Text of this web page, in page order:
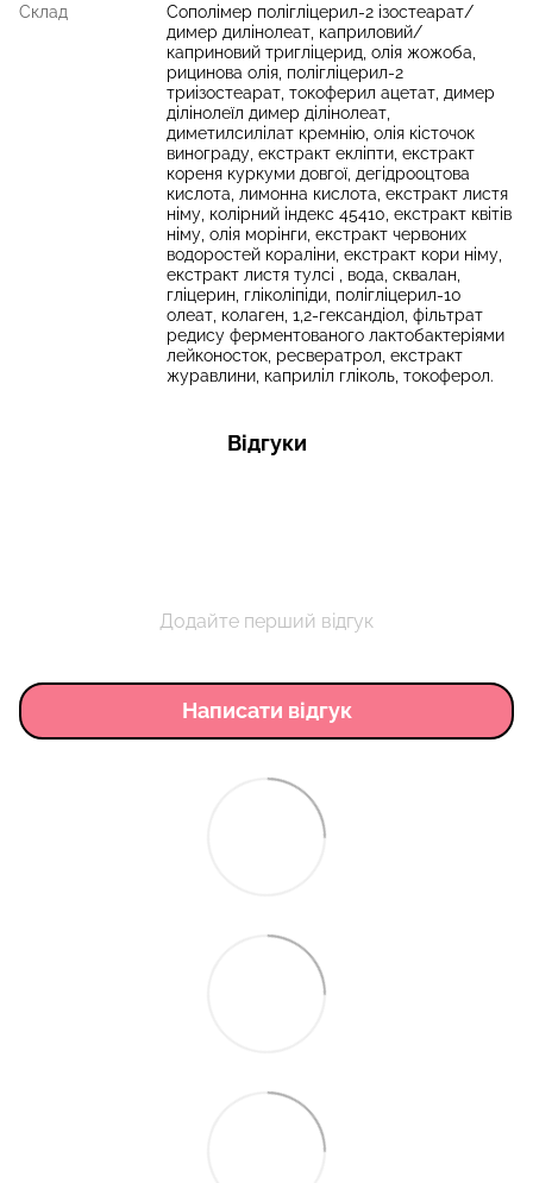
Склад
Сополімер полігліцерил-2 ізостеарат/
димер дилінолеат, каприловий/
каприновий тригліцерид, олія жожоба,
рицинова олія, полігліцерил-2
триізостеарат, токоферил ацетат, димер
ділінолеїл димер ділінолеат,
диметилсилілат кремнію, олія кісточок
винограду, екстракт екліпти, екстракт
кореня куркуми довгої, дегідрооцтова
кислота, лимонна кислота, екстракт листя
німу, колірний індекс 45410, екстракт квітів
німу, олія морінги, екстракт червоних
водоростей кораліни, екстракт кори німу,
екстракт листя тулсі , вода, сквалан,
гліцерин, гліколіпіди, полігліцерил-10
олеат, колаген, 1,2-гександіол, фільтрат
редису ферментованого лактобактеріями
лейконосток, ресвератрол, екстракт
журавлини, каприліл гліколь, токоферол.
Відгуки
Додайте перший відгук
Написати відгук